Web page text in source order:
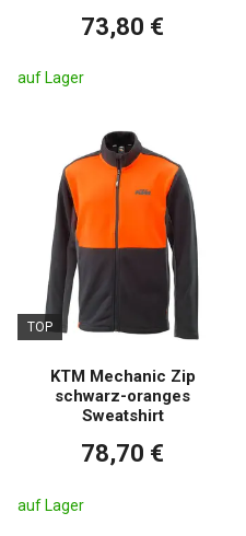
73,80 €
auf Lager
TOP
KTM Mechanic Zip
schwarz-oranges
Sweatshirt
78,70 €
auf Lager